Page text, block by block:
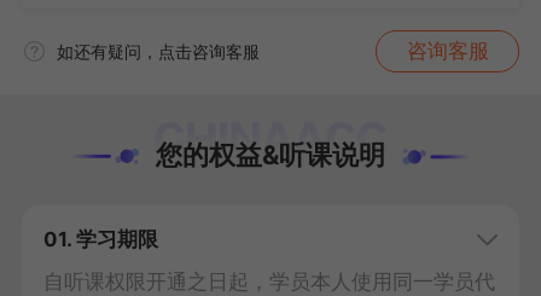
如还有疑问，点击咨询客服 咨询客服
您的权益&听课说明
01. 学习期限
自听课权限开通之日起，学员本人使用同一学员代